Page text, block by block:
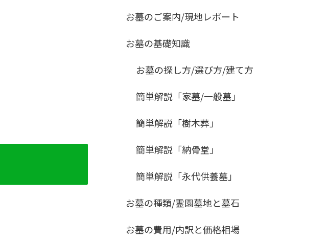
お墓のご案内/現地レポート
お墓の基礎知識
お墓の探し方/選び方/建て方
簡単解説「家墓/一般墓」
簡単解説「樹木葬」
簡単解説「納骨堂」
簡単解説「永代供養墓」
お墓の種類/霊園墓地と墓石
お墓の費用/内訳と価格相場